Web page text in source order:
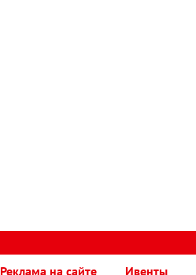
Реклама на сайте Ивенты